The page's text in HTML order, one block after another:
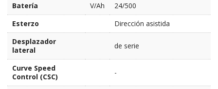
Batería V/Ah
24/500
Esterzo
Dirección asistida
Desplazador
lateral
de serie
Curve Speed
Control (CSC)
-